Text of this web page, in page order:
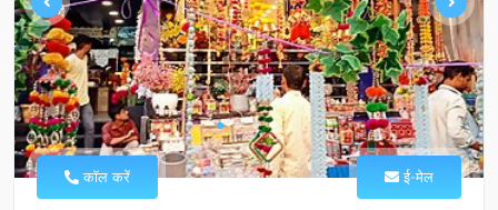
कॉल करें ई-मेल